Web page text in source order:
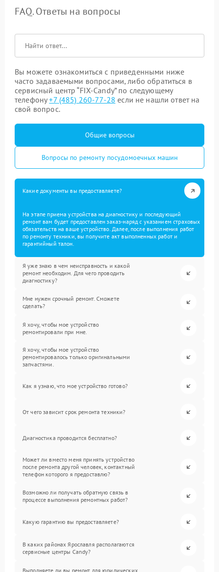
FAQ. Ответы на вопросы
Вы можете ознакомиться с приведенными ниже
часто задаваемыми вопросами, либо обратиться в
сервисный центр “FIX-Candy” по следующему
телефону+7 (485) 260-77-28 если не нашли ответ на
свой вопрос.
Общие вопросы
Вопросы по ремонту посудомоечных машин
Какие документы вы предоставляете?
На этапе приема устройства на диагностику и последующий
ремонт вам будет предоставлен заказ-наряд с указанием страховых
обязательств на ваше устройство. Далее, после выполнения работ
по ремонту техники, вы получите акт выполненных работ и
гарантийный талон.
Я уже знаю в чем неисправность и какой
ремонт необходим. Для чего проводить
диагностику?
Мне нужен срочный ремонт. Сможете
сделать?
Я хочу, чтобы мое устройство
ремонтировали при мне.
Я хочу, чтобы мое устройство
ремонтировалось только оригинальными
запчастями.
Как я узнаю, что мое устройство готово?
От чего зависит срок ремонта техники?
Диагностика проводится бесплатно?
Может ли вместо меня принять устройство
после ремонта другой человек, контактный
телефон которого я предоставлю?
Возможно ли получать обратную связь в
процессе выполнения ремонтных работ?
Какую гарантию вы предоставляете?
В каких районах Ярославля располагаются
сервисные центры Candy?
Выполняете ли вы ремонт для юридических